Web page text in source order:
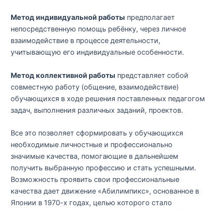
Метод индивидуальной работы предполагает
непосредственную помощь ребёнку, через личное
взаимодействие в процессе деятельности,
учитывающую его индивидуальные особенности.
Метод коллективной работы представляет собой
совместную работу (общение, взаимодействие)
обучающихся в ходе решения поставленных педагогом
задач, выполнения различных заданий, проектов.
Все это позволяет сформировать у обучающихся
необходимые личностные и профессионально
значимые качества, помогающие в дальнейшем
получить выбранную профессию и стать успешными.
Возможность проявить свои профессиональные
качества дает движение «Абилимпикс», основанное в
Японии в 1970-х годах, целью которого стало